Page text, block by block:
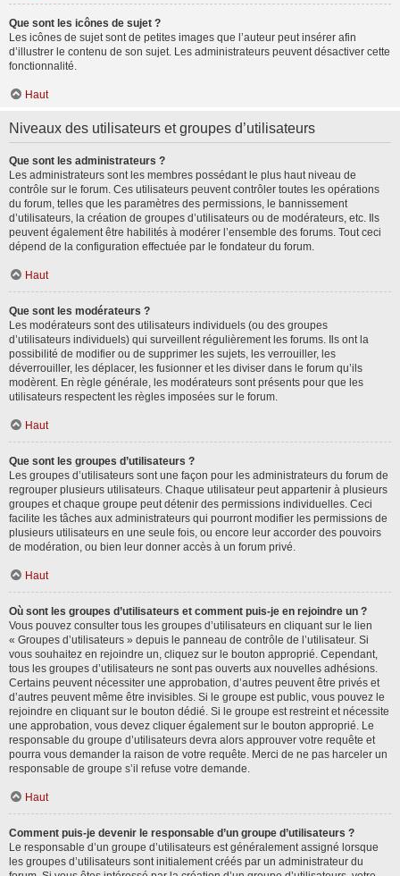
Que sont les icônes de sujet ?
Les icônes de sujet sont de petites images que l’auteur peut insérer afin
d’illustrer le contenu de son sujet. Les administrateurs peuvent désactiver cette
fonctionnalité.
Haut
Niveaux des utilisateurs et groupes d’utilisateurs
Que sont les administrateurs ?
Les administrateurs sont les membres possédant le plus haut niveau de
contrôle sur le forum. Ces utilisateurs peuvent contrôler toutes les opérations
du forum, telles que les paramètres des permissions, le bannissement
d’utilisateurs, la création de groupes d’utilisateurs ou de modérateurs, etc. Ils
peuvent également être habilités à modérer l’ensemble des forums. Tout ceci
dépend de la configuration effectuée par le fondateur du forum.
Haut
Que sont les modérateurs ?
Les modérateurs sont des utilisateurs individuels (ou des groupes
d’utilisateurs individuels) qui surveillent régulièrement les forums. Ils ont la
possibilité de modifier ou de supprimer les sujets, les verrouiller, les
déverrouiller, les déplacer, les fusionner et les diviser dans le forum qu’ils
modèrent. En règle générale, les modérateurs sont présents pour que les
utilisateurs respectent les règles imposées sur le forum.
Haut
Que sont les groupes d’utilisateurs ?
Les groupes d’utilisateurs sont une façon pour les administrateurs du forum de
regrouper plusieurs utilisateurs. Chaque utilisateur peut appartenir à plusieurs
groupes et chaque groupe peut détenir des permissions individuelles. Ceci
facilite les tâches aux administrateurs qui pourront modifier les permissions de
plusieurs utilisateurs en une seule fois, ou encore leur accorder des pouvoirs
de modération, ou bien leur donner accès à un forum privé.
Haut
Où sont les groupes d’utilisateurs et comment puis-je en rejoindre un ?
Vous pouvez consulter tous les groupes d’utilisateurs en cliquant sur le lien
« Groupes d’utilisateurs » depuis le panneau de contrôle de l’utilisateur. Si
vous souhaitez en rejoindre un, cliquez sur le bouton approprié. Cependant,
tous les groupes d’utilisateurs ne sont pas ouverts aux nouvelles adhésions.
Certains peuvent nécessiter une approbation, d’autres peuvent être privés et
d’autres peuvent même être invisibles. Si le groupe est public, vous pouvez le
rejoindre en cliquant sur le bouton dédié. Si le groupe est restreint et nécessite
une approbation, vous devez cliquer également sur le bouton approprié. Le
responsable du groupe d’utilisateurs devra alors approuver votre requête et
pourra vous demander la raison de votre requête. Merci de ne pas harceler un
responsable de groupe s’il refuse votre demande.
Haut
Comment puis-je devenir le responsable d’un groupe d’utilisateurs ?
Le responsable d’un groupe d’utilisateurs est généralement assigné lorsque
les groupes d’utilisateurs sont initialement créés par un administrateur du